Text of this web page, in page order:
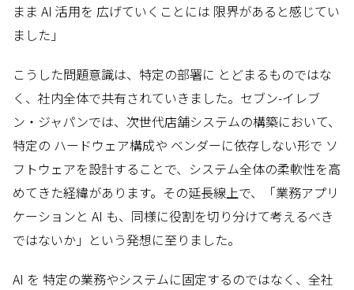
まま AI 活用を 広げていくことには 限界があると感じてい
ました」
こうした問題意識は、特定の部署に とどまるものではな
く、社内全体で共有されていきました。セブン-イレブ
ン・ジャパンでは、次世代店舗システムの構築において、
特定の ハードウェア構成や ベンダーに依存しない形で ソ
フトウェアを設計することで、システム全体の柔軟性を高
めてきた経緯があります。その延長線上で、「業務アプリ
ケーションと AI も、同様に役割を切り分けて考えるべき
ではないか」という発想に至りました。
AI を 特定の業務やシステムに固定するのではなく、全社